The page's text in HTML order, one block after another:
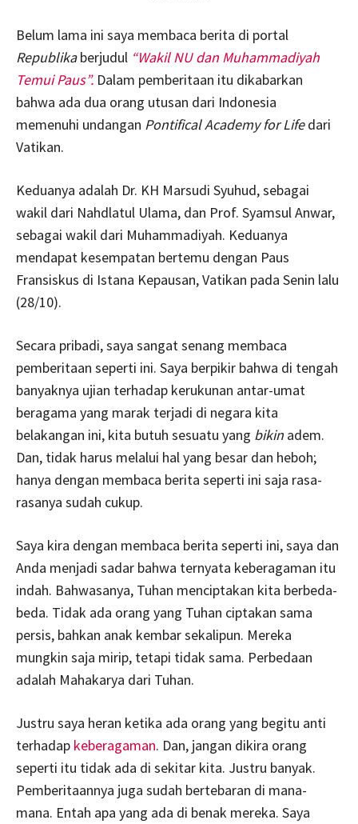
Belum lama ini saya membaca berita di portal
Republikaberjudul “Wakil NU dan Muhammadiyah
Temui Paus”. Dalam pemberitaan itu dikabarkan
bahwa ada dua orang utusan dari Indonesia
memenuhi undangan Pontifical Academy for Lifedari
Vatikan.
Keduanya adalah Dr. KH Marsudi Syuhud, sebagai
wakil dari Nahdlatul Ulama, dan Prof. Syamsul Anwar,
sebagai wakil dari Muhammadiyah. Keduanya
mendapat kesempatan bertemu dengan Paus
Fransiskus di Istana Kepausan, Vatikan pada Senin lalu
(28/10).
Secara pribadi, saya sangat senang membaca
pemberitaan seperti ini. Saya berpikir bahwa di tengah
banyaknya ujian terhadap kerukunan antar-umat
beragama yang marak terjadi di negara kita
belakangan ini, kita butuh sesuatu yang bikin adem.
Dan, tidak harus melalui hal yang besar dan heboh;
hanya dengan membaca berita seperti ini saja rasa-
rasanya sudah cukup.
Saya kira dengan membaca berita seperti ini, saya dan
Anda menjadi sadar bahwa ternyata keberagaman itu
indah. Bahwasanya, Tuhan menciptakan kita berbeda-
beda. Tidak ada orang yang Tuhan ciptakan sama
persis, bahkan anak kembar sekalipun. Mereka
mungkin saja mirip, tetapi tidak sama. Perbedaan
adalah Mahakarya dari Tuhan.
Justru saya heran ketika ada orang yang begitu anti
terhadap keberagaman. Dan, jangan dikira orang
seperti itu tidak ada di sekitar kita. Justru banyak.
Pemberitaannya juga sudah bertebaran di mana-
mana. Entah apa yang ada di benak mereka. Saya